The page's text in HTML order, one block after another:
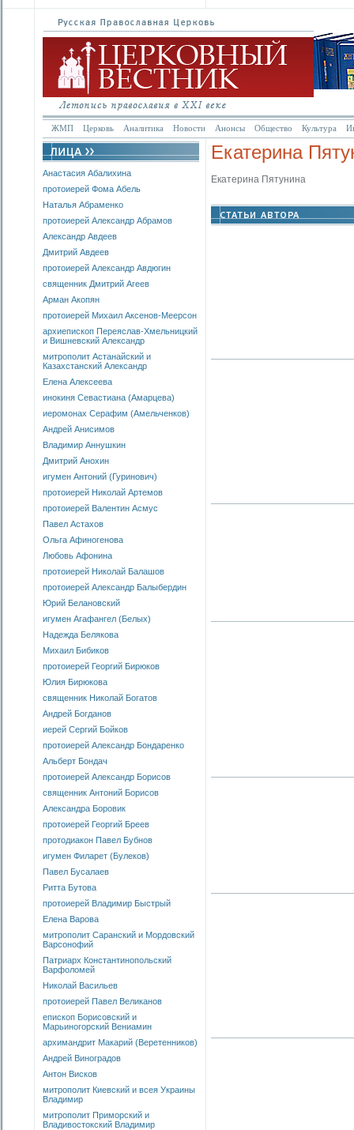
ЖМП Церковь Аналитика Новости Анонсы Общество Культура
Анастасия Абалихина
протоиерей Фома Абель
Наталья Абраменко
протоиерей Александр Абрамов
Александр Авдеев
Дмитрий Авдеев
протоиерей Александр Авдюгин
священник Дмитрий Агеев
Арман Акопян
протоиерей Михаил Аксенов-Меерсон
архиепископ Переяслав-Хмельницкий
и Вишневский Александр
митрополит Астанайский и
Казахстанский Александр
Елена Алексеева
инокиня Севастиана (Амарцева)
иеромонах Серафим (Амельченков)
Андрей Анисимов
Владимир Аннушкин
Дмитрий Анохин
игумен Антоний (Гуринович)
протоиерей Николай Артемов
протоиерей Валентин Асмус
Павел Астахов
Ольга Афиногенова
Любовь Афонина
протоиерей Николай Балашов
протоиерей Александр Балыбердин
Юрий Белановский
игумен Агафангел (Белых)
Надежда Белякова
Михаил Бибиков
протоиерей Георгий Бирюков
Юлия Бирюкова
священник Николай Богатов
Андрей Богданов
иерей Сергий Бойков
протоиерей Александр Бондаренко
Альберт Бондач
протоиерей Александр Борисов
священник Антоний Борисов
Александра Боровик
протоиерей Георгий Бреев
протодиакон Павел Бубнов
игумен Филарет (Булеков)
Павел Бусалаев
Ритта Бутова
протоиерей Владимир Быстрый
Елена Варова
митрополит Саранский и Мордовский
Варсонофий
Патриарх Константинопольский
Варфоломей
Николай Васильев
протоиерей Павел Великанов
епископ Борисовский и
Марьиногорский Вениамин
архимандрит Макарий (Веретенников)
Андрей Виноградов
Антон Висков
митрополит Киевский и всея Украины
Владимир
митрополит Приморский и
Владивостокский Владимир
Екатерина
Екатерина Пятунина